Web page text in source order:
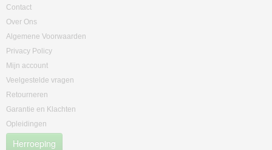
Contact
Over Ons
Algemene Voorwaarden
Privacy Policy
Mijn account
Veelgestelde vragen
Retourneren
Garantie en Klachten
Opleidingen
Herroeping